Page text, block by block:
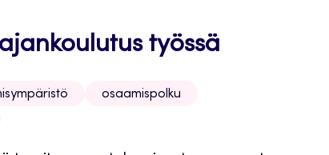
työssä
osaamispolku